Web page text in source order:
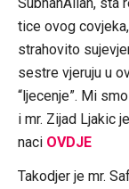
tice ovog
strahovito
sestre vjeruju u
“ljecenje”. Mi
i mr. Zijad Ljakic
naci OVDJE
Takodjer je mr.